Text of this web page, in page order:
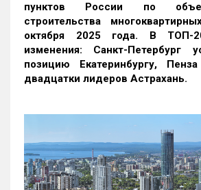
пунктов России по
строительства
октября 2025 года. В ТОП-
изменения: Санкт-Петербург
позицию Екатеринбургу,
двадцатки лидеров Астрахань.